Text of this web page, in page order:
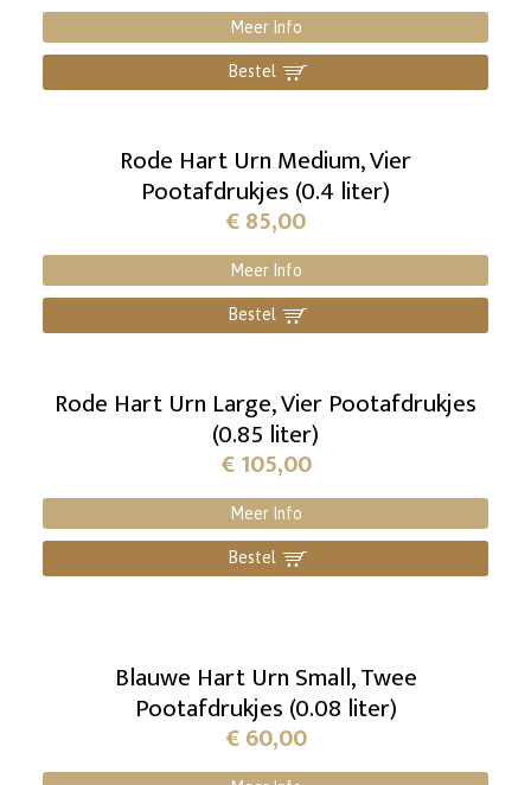
Meer Info
Bestel ]
Rode Hart Urn Medium, Vier
Pootafdrukjes (0.4 liter)
€85,00
Meer Info
Bestel ]
Rode Hart Urn Large, Vier Pootafdrukjes
(0.85 liter)
€105,00
Meer Info
Bestel ]
Blauwe Hart Urn Small, Twee
Pootafdrukjes (0.08 liter)
€60,00